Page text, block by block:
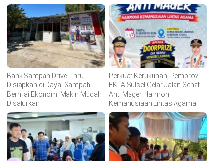
Bank Sampah Drive-Thru
Disiapkan di Daya, Sampah
Bernilai Ekonomi Makin Mudah
Disalurkan
Perkuat Kerukunan, Pemprov-
FKLA Sulsel Gelar Jalan Sehat
Anti Mager Harmoni
Kemanusiaan Lintas Agama